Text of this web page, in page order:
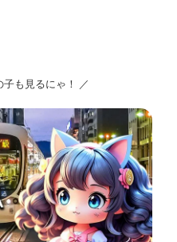
も見るにゃ！ ／